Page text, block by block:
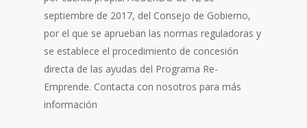
septiembre de 2017, del Consejo de Gobierno,
por el que se aprueban las normas reguladoras y
se establece el procedimiento de concesión
directa de las ayudas del Programa Re-
Emprende. Contacta con nosotros para más
información